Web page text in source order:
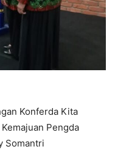
Konferda Kita
Pengda
Somantri